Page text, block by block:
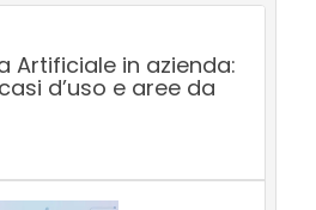
Artificiale in azienda:
d’uso e aree da